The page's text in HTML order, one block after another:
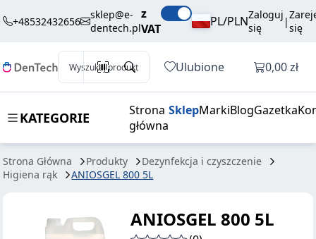
+48532432656
sklep@e-
dentech.pl
z
VAT
PL/PLNZaloguj
się
|się
Wyszukaj produkt Ulubione Otwórz
0,00 zł
KATEGORIE
Strona
główna
SklepMarkiBlogGazetka
Strona Główna Produkty
Dezynfekcja i czyszczenie
Higiena rąk
ANIOSGEL 800 5L
5L
brutto / szt.
ANIOSGEL 800 5L